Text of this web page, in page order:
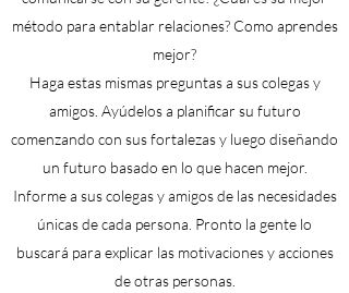
método para entablar relaciones? Como aprendes
mejor?
Haga estas mismas preguntas a sus colegas y
amigos. Ayúdelos a planificar su futuro
comenzando con sus fortalezas y luego diseñando
un futuro basado en lo que hacen mejor.
Informe a sus colegas y amigos de las necesidades
únicas de cada persona. Pronto la gente lo
buscará para explicar las motivaciones y acciones
de otras personas.